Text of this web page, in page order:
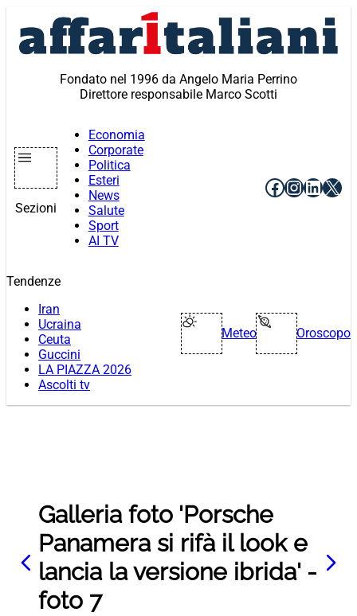
contenuto
Fondato nel 1996 da Angelo Maria Perrino
Direttore responsabile Marco Scotti
Sezioni
Economia
Corporate
Politica
Esteri
News
Salute
Sport
AI TV
Facebook
X
Tendenze
Iran
Ucraina
Ceuta
Guccini
LA PIAZZA 2026
Ascolti tv
Meteo Oroscopo
Galleria foto 'Porsche
Panamera si rifà il look e
lancia la versione ibrida' -
foto 7